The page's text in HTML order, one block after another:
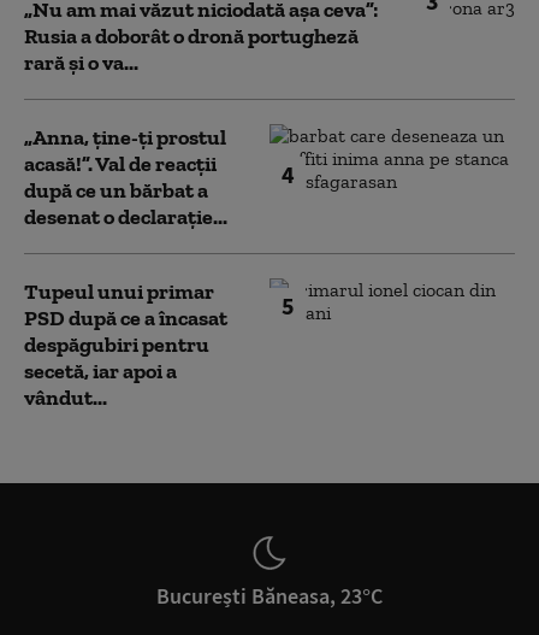
„Nu am mai văzut niciodată așa ceva”:
Rusia a doborât o dronă portugheză
rară și o va...
4
„Anna, ţine-ţi prostul
acasă!”. Val de reacții
după ce un bărbat a
desenat o declarație...
5
Tupeul unui primar
PSD după ce a încasat
despăgubiri pentru
secetă, iar apoi a
vândut...
București Băneasa, 23°C